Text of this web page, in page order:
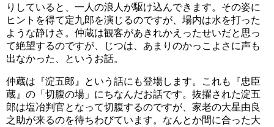
りしていると、一人の浪人が駆け込んできます。その姿に
ヒントを得て定九郎を演じるのですが、場内は水を打った
ような静けさ。仲蔵は観客があきれかえったせいだと思っ
て絶望するのですが、じつは、あまりのかっこよさに声も
出なかった、というお話。
仲蔵は『淀五郎』という話にも登場します。これも『忠臣
蔵』の「切腹の場」にちなんだお話です。抜擢された淀五
郎は塩冶判官となって切腹するのですが、家老の大星由良
之助が来るのを待ちわびています。なんとか間に合った大